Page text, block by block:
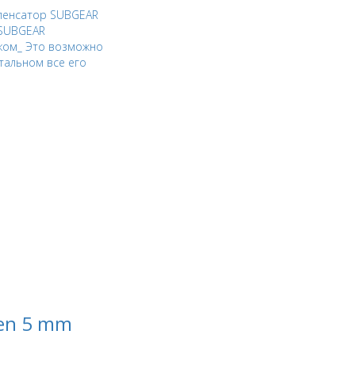
SUBGEAR
Это возможно
все его
5 mm